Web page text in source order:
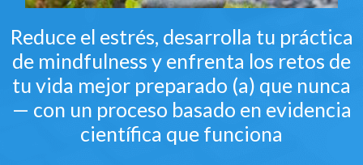
Reduce el estrés, desarrolla tu práctica
de mindfulness y enfrenta los retos de
tu vida mejor preparado (a) que nunca
— con un proceso basado en evidencia
científica que funciona